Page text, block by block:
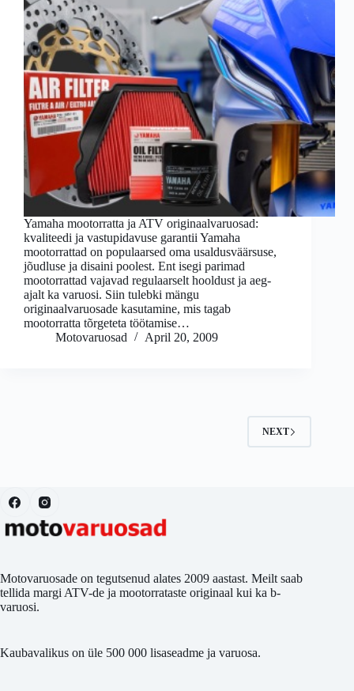
Yamaha mootorratta ja ATV originaalvaruosad:
kvaliteedi ja vastupidavuse garantii Yamaha
mootorrattad on populaarsed oma usaldusväärsuse,
jõudluse ja disaini poolest. Ent isegi parimad
mootorrattad vajavad regulaarselt hooldust ja aeg-
ajalt ka varuosi. Siin tulebki mängu
originaalvaruosade kasutamine, mis tagab
mootorratta tõrgeteta töötamise…
Motovaruosad
April 20, 2009
NEXT
Motovaruosade on tegutsenud alates 2009 aastast. Meilt saab
tellida margi ATV-de ja mootorrataste originaal kui ka b-
varuosi.
Kaubavalikus on üle 500 000 lisaseadme ja varuosa.